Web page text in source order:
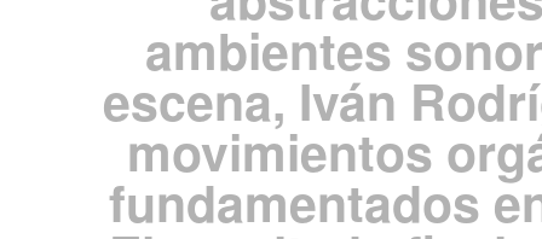
ambientes
escena, Iván
movimientos
fundamentados